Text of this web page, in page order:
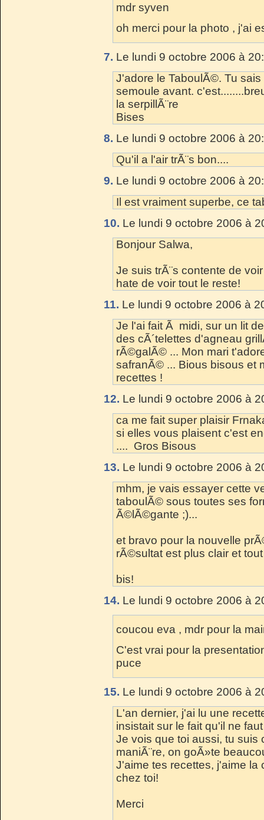
mdr syven
oh merci pour la photo , j'ai
7. Le lundi 9 octobre 2006 à
J'adore le TaboulÃ©. Tu
semoule avant.
la serpillÃ¨re
Bises
8. Le lundi 9 octobre 2006 à
Qu'il a l'air trÃ¨s bon....
9. Le lundi 9 octobre 2006 à
Il est vraiment superbe, ce
10. Le lundi 9 octobre 2006 à
Bonjour Salwa,
Je suis trÃ¨s contente de
hate de voir tout le reste!
11. Le lundi 9 octobre 2006 à
Je l'ai fait Ã midi, sur un lit
des cÃ´telettes d'agneau
rÃ©galÃ© ... Mon mari
safranÃ© ... Bious bisous et
recettes !
12. Le lundi 9 octobre 2006 à
ca me fait super plaisir
si elles vous plaisent c'est
.... Gros Bisous
13. Le lundi 9 octobre 2006 à
mhm, je vais essayer cette
taboulÃ© sous toutes ses
Ã©lÃ©gante ;)...
et bravo pour la nouvelle
rÃ©sultat est plus clair et
bis!
14. Le lundi 9 octobre 2006 à
coucou eva , mdr pour la
C'est vrai pour la
puce
15. Le lundi 9 octobre 2006 à
L'an dernier, j'ai lu une
insistait sur le fait qu'il ne
Je vois que toi aussi, tu
maniÃ¨re, on goÃ»te
J'aime tes recettes, j'aime la
chez toi!
Merci